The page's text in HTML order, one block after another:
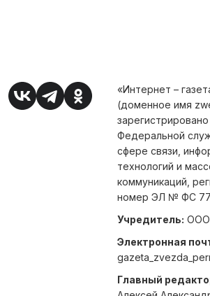
«Интернет –
(доменное имя
зарегистрировано
Федеральной
сфере связи,
технологий и
коммуникаций,
номер ЭЛ № ФС
Учредитель: ООО
Электронная
Главный